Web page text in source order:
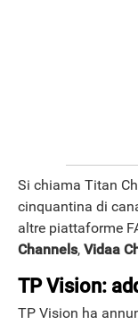
Si chiama Titan
cinquantina di
altre piattaforme
Channels, Vidaa
TP Vision:
TP Vision ha